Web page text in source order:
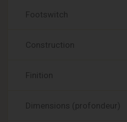
Footswitch
Construction
Finition
Dimensions (profondeur)